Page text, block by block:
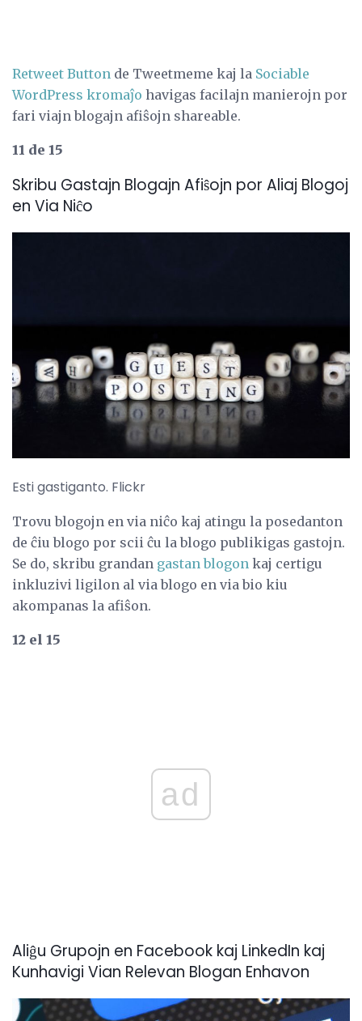
Retweet Button de Tweetmeme kaj la Sociable
WordPress kromaĵo havigas facilajn manierojn por
fari viajn blogajn afiŝojn shareable.
11 de 15
Skribu Gastajn Blogajn Afiŝojn por Aliaj Blogoj
en Via Niĉo
Esti gastiganto. Flickr
Trovu blogojn en via niĉo kaj atingu la posedanton
de ĉiu blogo por scii ĉu la blogo publikigas gastojn.
Se do, skribu grandan gastan blogon kaj certigu
inkluzivi ligilon al via blogo en via bio kiu
akompanas la afiŝon.
12 el 15
ad
Aliĝu Grupojn en Facebook kaj LinkedIn kaj
Kunhavigi Vian Relevan Blogan Enhavon